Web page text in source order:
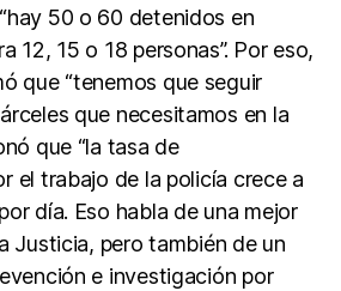
50 o 60 detenidos en
12, 15 o 18 personas”. Por eso,
que “tenemos que seguir
que necesitamos en la
que “la tasa de
el trabajo de la policía crece a
día. Eso habla de una mejor
Justicia, pero también de un
e investigación por